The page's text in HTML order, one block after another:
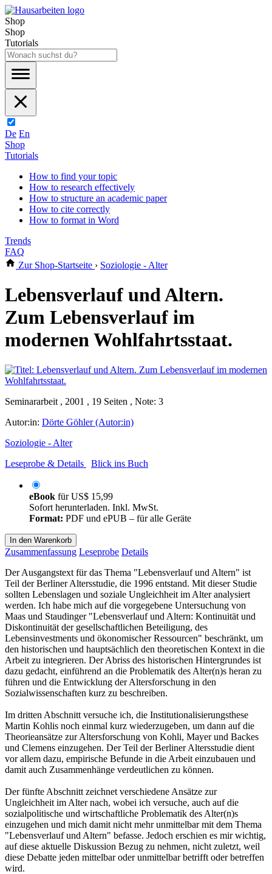
Shop
Shop
Tutorials
De En
Shop
Tutorials
How to find your topic
How to research effectively
How to structure an academic paper
How to cite correctly
How to format in Word
Trends
FAQ
Zur Shop-Startseite › Soziologie - Alter
Lebensverlauf und Altern.
Zum Lebensverlauf im
modernen Wohlfahrtsstaat.
Seminararbeit , 2001 , 19 Seiten , Note: 3
Autor:in: Dörte Göhler (Autor:in)
Soziologie - Alter
Leseprobe & Details
Blick ins Buch
eBook fürUS$ 15,99
Sofort herunterladen. Inkl. MwSt.
Format: PDF und ePUB – für alle Geräte
In den Warenkorb
Zusammenfassung Leseprobe Details
Der Ausgangstext für das Thema "Lebensverlauf und Altern" ist
Teil der Berliner Altersstudie, die 1996 entstand. Mit dieser Studie
sollten Lebenslagen und soziale Ungleichheit im Alter analysiert
werden. Ich habe mich auf die vorgegebene Untersuchung von
Maas und Staudinger "Lebensverlauf und Altern: Kontinuität und
Diskontinuität der gesellschaftlichen Beteiligung, des
Lebensinvestments und ökonomischer Ressourcen" beschränkt, um
den historischen und hauptsächlich den theoretischen Kontext in die
Arbeit zu integrieren. Der Abriss des historischen Hintergrundes ist
dazu gedacht, einführend an die Problematik des Alter(n)s heran zu
führen und die Entwicklung der Altersforschung in den
Sozialwissenschaften kurz zu beschreiben.
Im dritten Abschnitt versuche ich, die Institutionalisierungsthese
Martin Kohlis noch einmal kurz wiederzugeben, um dann auf die
Theorieansätze zur Altersforschung von Kohli, Mayer und Backes
und Clemens einzugehen. Der Teil der Berliner Altersstudie dient
vor allem dazu, empirische Befunde in die Arbeit einzubauen und
damit auch Zusammenhänge verdeutlichen zu können.
Der fünfte Abschnitt zeichnet verschiedene Ansätze zur
Ungleichheit im Alter nach, wobei ich versuche, auch auf die
sozialpolitische und wirtschaftliche Problematik des Alter(n)s
einzugehen und mich damit nicht mehr unmittelbar mit dem Thema
"Lebensverlauf und Altern" befasse. Jedoch erschien es mir wichtig,
auf diese aktuelle Diskussion Bezug zu nehmen, nicht zuletzt, weil
diese Debatte jeden mittelbar oder unmittelbar betrifft oder betreffen
wird.